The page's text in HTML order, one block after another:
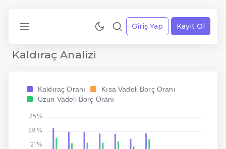
Giriş Yap Kayıt Ol
Kaldıraç Analizi
Kaldıraç Oranı
Kısa Vadeli Borç Oranı
Uzun Vadeli Borç Oranı
35 %
28 %
21 %